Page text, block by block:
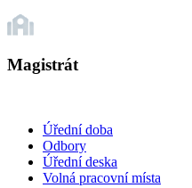
Magistrát
Úřední doba
Odbory
Úřední deska
Volná pracovní místa